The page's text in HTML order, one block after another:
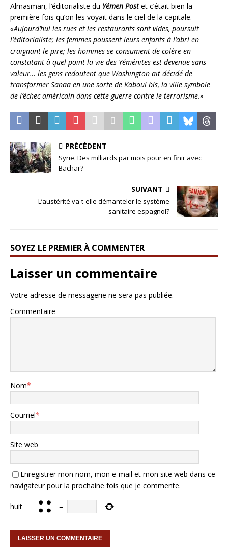
Almasmari, l’éditorialiste du Yémen Postet c’était bien la
première fois qu’on les voyait dans le ciel de la capitale.
«Aujourd’hui les rues et les restaurants sont vides, poursuit
l’éditorialiste; les femmes poussent leurs enfants à l’abri en
craignant le pire; les hommes se consument de colère en
constatant à quel point la vie des Yéménites est devenue sans
valeur… les gens redoutent que Washington ait décidé de
transformer Sanaa en une sorte de Kaboul bis, la ville symbole
de l’échec américain dans cette guerre contre le terrorisme.»
PRÉCÉDENT
Syrie. Des milliards par mois pour en finir avec
Bachar?
SUIVANT
L’austérité va-t-elle démanteler le système
sanitaire espagnol?
SOYEZ LE PREMIER À COMMENTER
Laisser un commentaire
Votre adresse de messagerie ne sera pas publiée.
Commentaire
Nom*
Courriel*
Site web
Enregistrer mon nom, mon e-mail et mon site web dans ce
navigateur pour la prochaine fois que je commente.
huit − =